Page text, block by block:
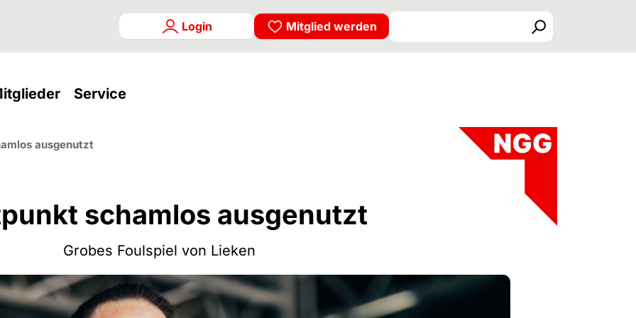
Login Mitglied werden
Suchen
(current)
Service(current)
ausgenutzt
schamlos ausgenutzt
Grobes Foulspiel von Lieken